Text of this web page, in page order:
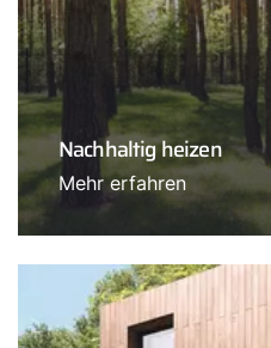
Nachhaltig heizen
Mehr erfahren